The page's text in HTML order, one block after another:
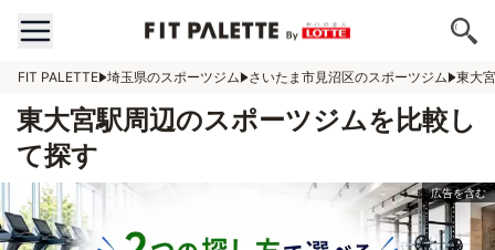
FIT PALETTE 埼玉県のスポーツジム さいたま市見沼区のスポーツジム 東大
東大宮駅周辺のスポーツジムを比較し
て探す